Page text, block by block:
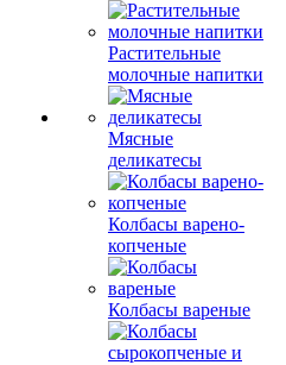
Растительные
молочные напитки
Мясные
деликатесы
Колбасы варено-
копченые
Колбасы вареные